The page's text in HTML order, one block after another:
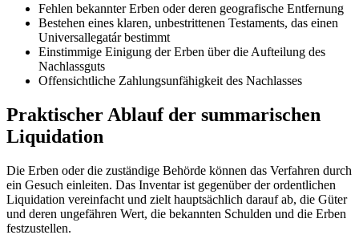
Fehlen bekannter Erben oder deren geografische Entfernung
Bestehen eines klaren, unbestrittenen Testaments, das einen
Universallegatár bestimmt
Einstimmige Einigung der Erben über die Aufteilung des
Nachlassguts
Offensichtliche Zahlungsunfähigkeit des Nachlasses
Praktischer Ablauf der summarischen
Liquidation
Die Erben oder die zuständige Behörde können das Verfahren durch
ein Gesuch einleiten. Das Inventar ist gegenüber der ordentlichen
Liquidation vereinfacht und zielt hauptsächlich darauf ab, die Güter
und deren ungefähren Wert, die bekannten Schulden und die Erben
festzustellen.